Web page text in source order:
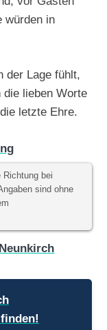
würden in
der Lage fühlt,
lieben Worte
letzte Ehre.
Richtung bei
sind ohne